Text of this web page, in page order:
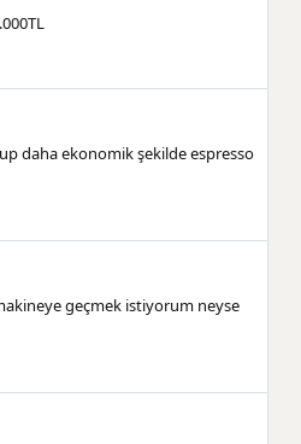
daha ekonomik şekilde espresso
geçmek istiyorum neyse